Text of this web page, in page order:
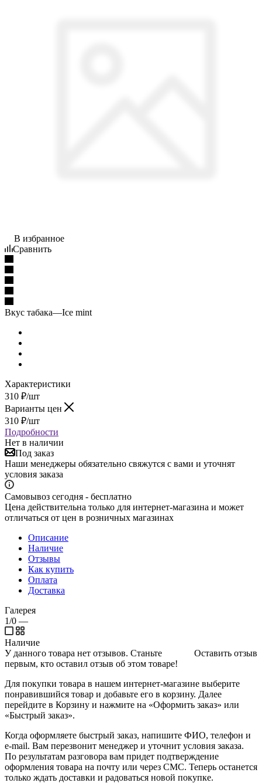
В избранное
Сравнить
Вкус табака—Ice mint
Характеристики
310 ₽/шт
Варианты цен
310 ₽/шт
Подробности
Нет в наличии
Под заказ
Наши менеджеры обязательно свяжутся с вами и уточнят
условия заказа
Самовывоз сегодня - бесплатно
Цена действительна только для интернет-магазина и может
отличаться от цен в розничных магазинах
Описание
Наличие
Отзывы
Как купить
Оплата
Доставка
Галерея
1/0 —
Наличие
Оставить отзыв
У данного товара нет отзывов. Станьте
первым, кто оставил отзыв об этом товаре!
Для покупки товара в нашем интернет-магазине выберите
понравившийся товар и добавьте его в корзину. Далее
перейдите в Корзину и нажмите на «Оформить заказ» или
«Быстрый заказ».
Когда оформляете быстрый заказ, напишите ФИО, телефон и
e-mail. Вам перезвонит менеджер и уточнит условия заказа.
По результатам разговора вам придет подтверждение
оформления товара на почту или через СМС. Теперь останется
только ждать доставки и радоваться новой покупке.